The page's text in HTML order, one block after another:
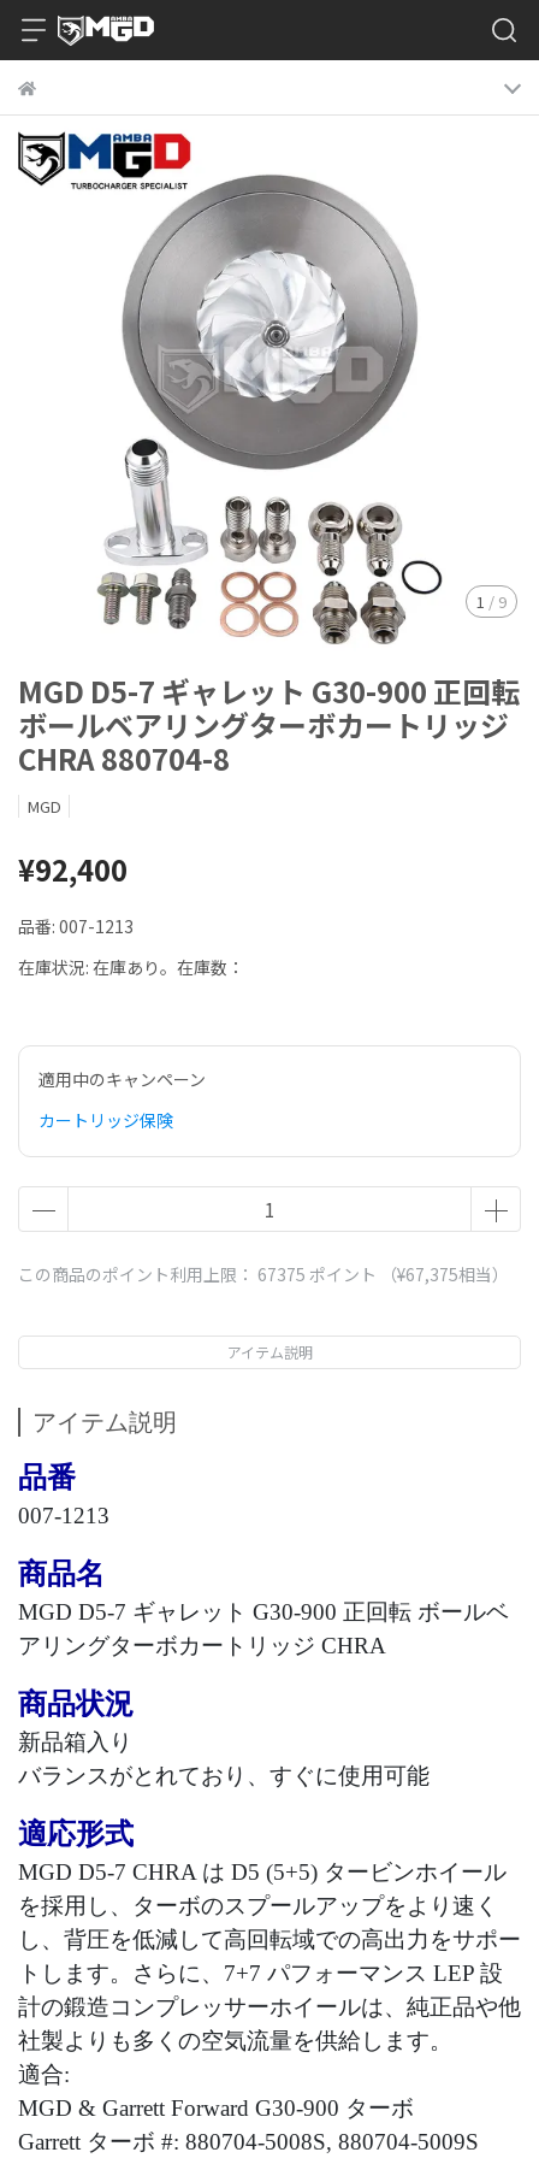
1 / 9
MGD D5-7 ギャレット G30-900 正回転
ボールベアリングターボカートリッジ
CHRA 880704-8
MGD
¥92,400
品番: 007-1213
在庫状況: 在庫あり。在庫数：
適用中のキャンペーン
カートリッジ保険
この商品のポイント利用上限： 67375 ポイント （¥67,375相当）
アイテム説明
アイテム説明
品番
007-1213
商品名
MGD D5-7 ギャレット G30-900 正回転 ボールベ
アリングターボカートリッジ CHRA
商品状況
新品箱入り
バランスがとれており、すぐに使用可能
適応形式
MGD D5-7 CHRA は D5 (5+5) タービンホイール
を採用し、ターボのスプールアップをより速く
し、背圧を低減して高回転域での高出力をサポー
トします。さらに、 7+7 パフォーマンス LEP 設
計の鍛造コンプレッサーホイールは、純正品や他
社製よりも多くの空気流量を供給します。
適合:
MGD & Garrett Forward G30-900 ターボ
Garrett ターボ #: 880704-5008S, 880704-5009S